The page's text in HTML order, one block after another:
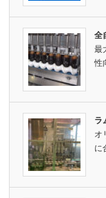
全
最
性
ラ
オ
に